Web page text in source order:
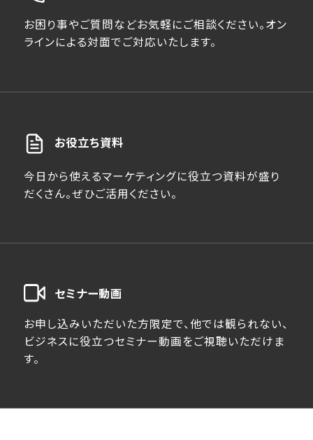
お困り事やご質問などお気軽にご相談ください。オン
ラインによる対面でご対応いたします。
お役立ち資料
今日から使えるマーケティングに役立つ資料が盛り
だくさん。ぜひご活用ください。
セミナー動画
お申し込みいただいた方限定で、他では観られない、
ビジネスに役立つセミナー動画をご視聴いただけま
す。